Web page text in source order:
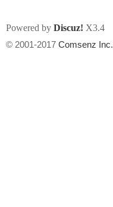
州
Powered by Discuz! X3.4
© 2001-2017 Comsenz Inc.